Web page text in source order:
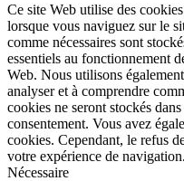
Ce site Web utilise des
lorsque vous naviguez sur le
comme nécessaires sont
essentiels au fonctionnement
Web. Nous utilisons
analyser et à comprendre
cookies ne seront stockés
consentement. Vous avez
cookies. Cependant, le refus
votre expérience de navigation.
Nécessaire